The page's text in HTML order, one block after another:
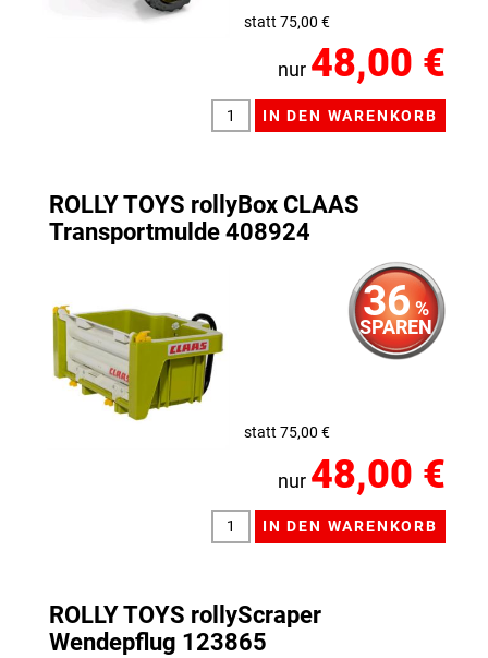
statt 75,00 €
nur 48,00 €
ROLLY TOYS rollyBox CLAAS
Transportmulde 408924
36 %
SPAREN
statt 75,00 €
nur 48,00 €
ROLLY TOYS rollyScraper
Wendepflug 123865